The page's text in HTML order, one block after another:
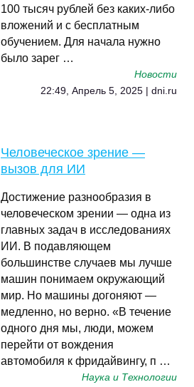
100 тысяч рублей без каких-либо
вложений и с бесплатным
обучением. Для начала нужно
было зарег …
Новости
22:49, Апрель 5, 2025 | dni.ru
Человеческое зрение —
вызов для ИИ
Достижение разнообразия в
человеческом зрении — одна из
главных задач в исследованиях
ИИ. В подавляющем
большинстве случаев мы лучше
машин понимаем окружающий
мир. Но машины догоняют —
медленно, но верно. «В течение
одного дня мы, люди, можем
перейти от вождения
автомобиля к фридайвингу, п …
Наука и Технологии